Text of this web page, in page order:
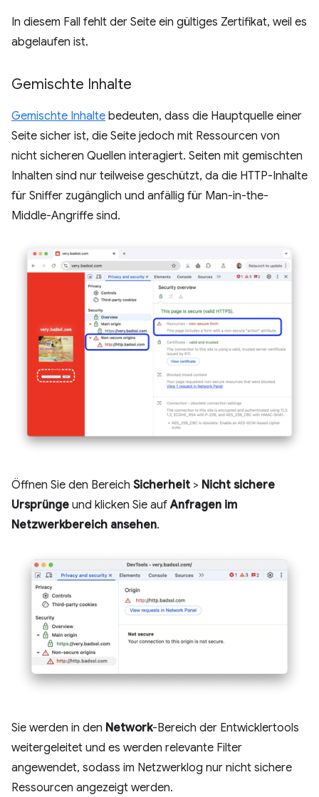
In diesem Fall fehlt der Seite ein gültiges Zertifikat, weil es
abgelaufen ist.
Gemischte Inhalte
Gemischte Inhalte bedeuten, dass die Hauptquelle einer
Seite sicher ist, die Seite jedoch mit Ressourcen von
nicht sicheren Quellen interagiert. Seiten mit gemischten
Inhalten sind nur teilweise geschützt, da die HTTP-Inhalte
für Sniffer zugänglich und anfällig für Man-in-the-
Middle-Angriffe sind.
Öffnen Sie den Bereich Sicherheit > Nicht sichere
Ursprünge und klicken Sie aufAnfragen im
Netzwerkbereich ansehen.
Sie werden in den Network-Bereich der Entwicklertools
weitergeleitet und es werden relevante Filter
angewendet, sodass im Netzwerklog nur nicht sichere
Ressourcen angezeigt werden.